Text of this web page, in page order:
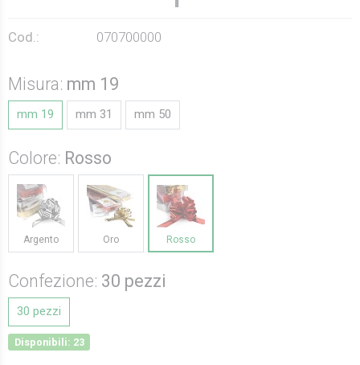
Cod.: 070700000
Misura: mm 19
mm 19 mm 31 mm 50
Colore: Rosso
Argento Oro Rosso
Confezione: 30 pezzi
30 pezzi
Disponibili: 23